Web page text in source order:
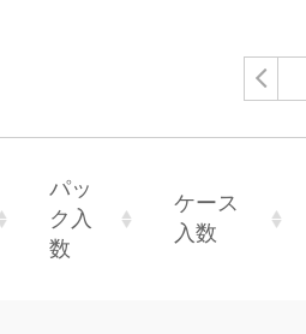
パッ
ク入
数
ケース
入数